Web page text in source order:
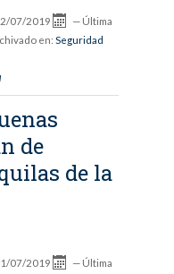
07/2019 — Última
en: Seguridad
de
de la
07/2019 — Última